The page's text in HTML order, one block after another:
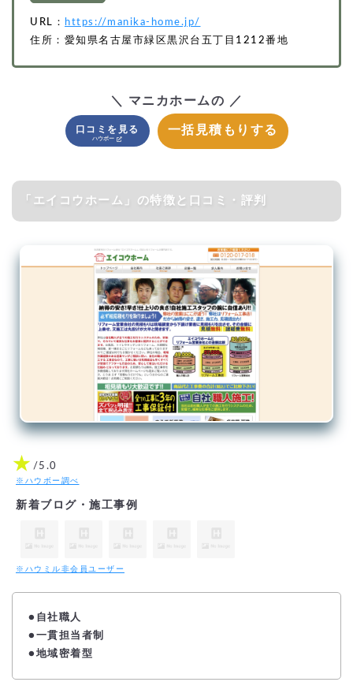
URL：
https://manika-home.jp/
住所：愛知県名古屋市緑区黒沢台五丁目1212番地
＼ マニカホームの ／
口コミを見る 一括見積もりする
「エイコウホーム」の特徴と口コミ・評判
★ /5.0
※ハウボー調べ
新着ブログ・施工事例
※ハウミル非会員ユーザー
●自社職人
●一貫担当者制
●地域密着型